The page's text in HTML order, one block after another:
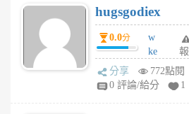
6
個
月
前
hugsgodiex
0.0分
w
ke
rv
pj
報
分享
772點閱
0 評論/給分
1